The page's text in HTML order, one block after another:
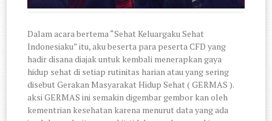
Dalam acara bertema “Sehat Keluargaku Sehat
Indonesiaku” itu, aku beserta para peserta CFD yang
hadir disana diajak untuk kembali menerapkan gaya
hidup sehat di setiap rutinitas harian atau yang sering
disebut Gerakan Masyarakat Hidup Sehat ( GERMAS ).
aksi GERMAS ini semakin digembar gembor kan oleh
kementrian kesehatan karena menurut data yang ada